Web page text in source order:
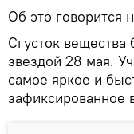
Об это говорится
Сгусток
звездой 28 мая.
самое яркое и
зафиксированное